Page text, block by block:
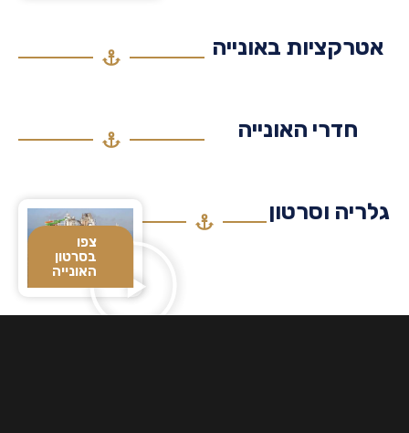
באונייה
חדרי האונייה
וסרטון
צפו
בסרטון
האונייה